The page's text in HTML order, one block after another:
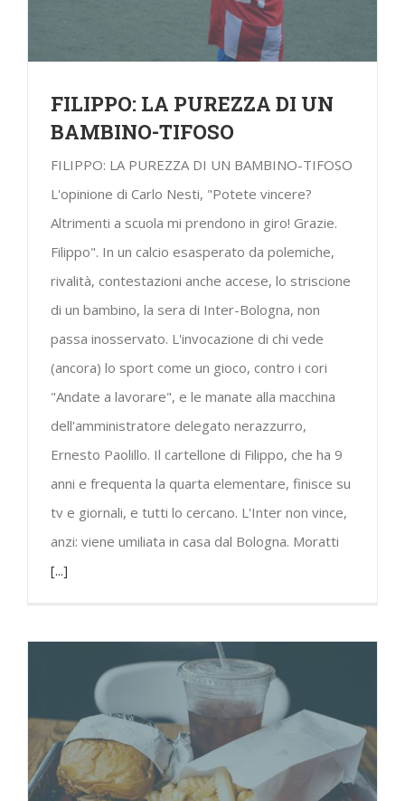
FILIPPO: LA PUREZZA DI UN
BAMBINO-TIFOSO
FILIPPO: LA PUREZZA DI UN BAMBINO-TIFOSO
L'opinione di Carlo Nesti, "Potete vincere?
Altrimenti a scuola mi prendono in giro! Grazie.
Filippo". In un calcio esasperato da polemiche,
rivalità, contestazioni anche accese, lo striscione
di un bambino, la sera di Inter-Bologna, non
passa inosservato. L'invocazione di chi vede
(ancora) lo sport come un gioco, contro i cori
"Andate a lavorare", e le manate alla macchina
dell'amministratore delegato nerazzurro,
Ernesto Paolillo. Il cartellone di Filippo, che ha 9
anni e frequenta la quarta elementare, finisce su
tv e giornali, e tutti lo cercano. L'Inter non vince,
anzi: viene umiliata in casa dal Bologna. Moratti
[...]